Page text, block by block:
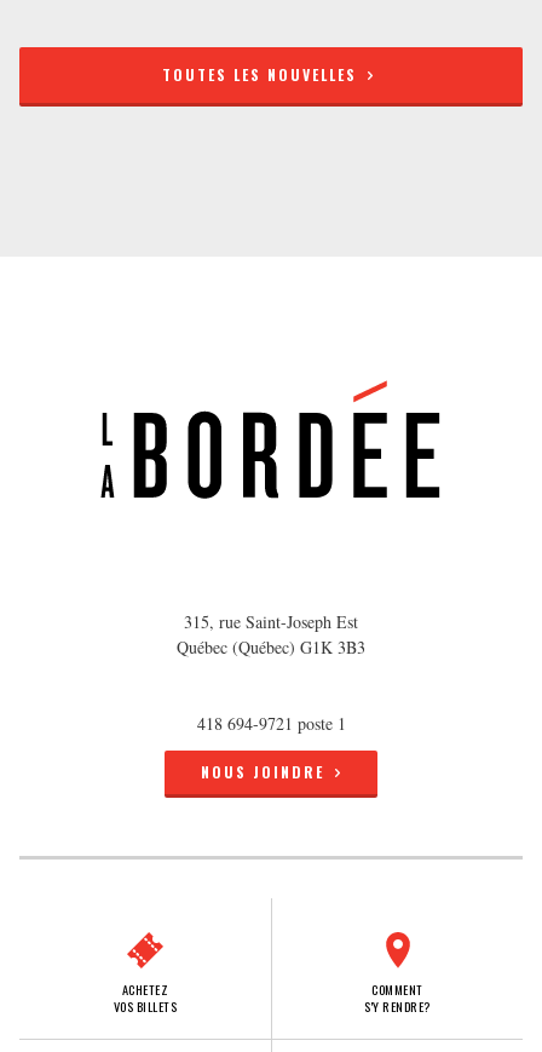
TOUTES LES NOUVELLES
315, rue Saint-Joseph Est
Québec (Québec) G1K 3B3
418 694-9721 poste 1
NOUS JOINDRE
ACHETEZ
VOS BILLETS
COMMENT
S'Y RENDRE?